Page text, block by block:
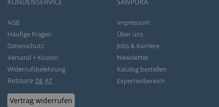
AGB
Häufige Fragen
Datenschutz
Versand + Kosten
Widerrufsbelehrung
Retoure DE AT
Vertrag widerrufen
Impressum
Über uns
Jobs & Karriere
Newsletter
Katalog bestellen
Expertenbereich